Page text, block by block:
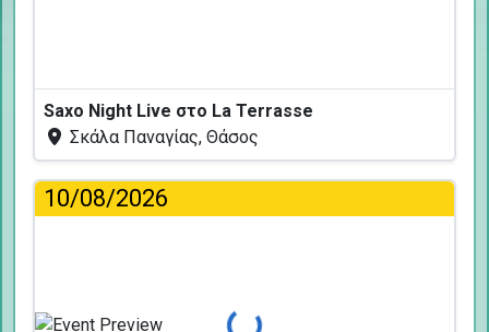
Saxo Night Live στο La Terrasse
Σκάλα Παναγίας, Θάσος
10/08/2026
Φόρτωση...